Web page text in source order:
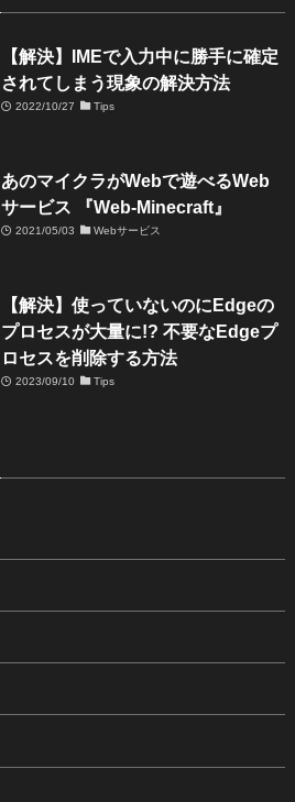
【解決】IMEで入力中に勝手に確定
されてしまう現象の解決方法
2022/10/27 Tips
あのマイクラがWebで遊べるWeb
サービス 『Web-Minecraft』
2021/05/03 Webサービス
【解決】使っていないのにEdgeの
プロセスが大量に!? 不要なEdgeプ
ロセスを削除する方法
2023/09/10 Tips